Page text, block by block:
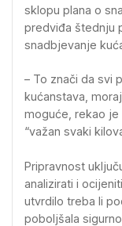
sklopu plana o
predviđa štednju
snadbjevanje
– To znači da svi
kućanstava,
moguće, rekao
“važan svaki
Pripravnost
analizirati i
utvrdilo treba li
poboljšala